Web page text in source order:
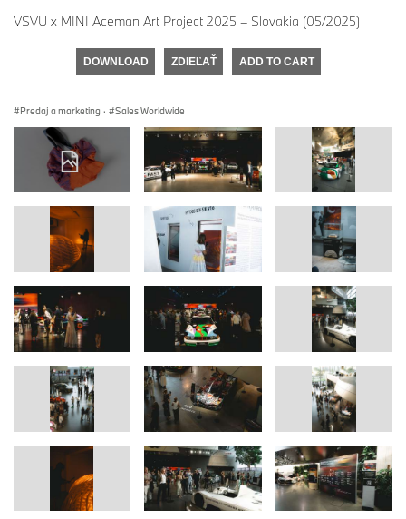
VSVU x MINI Aceman Art Project 2025 – Slovakia (05/2025)
DOWNLOAD ZDIEĽAŤ ADD TO CART
Predaj a marketing · Sales Worldwide